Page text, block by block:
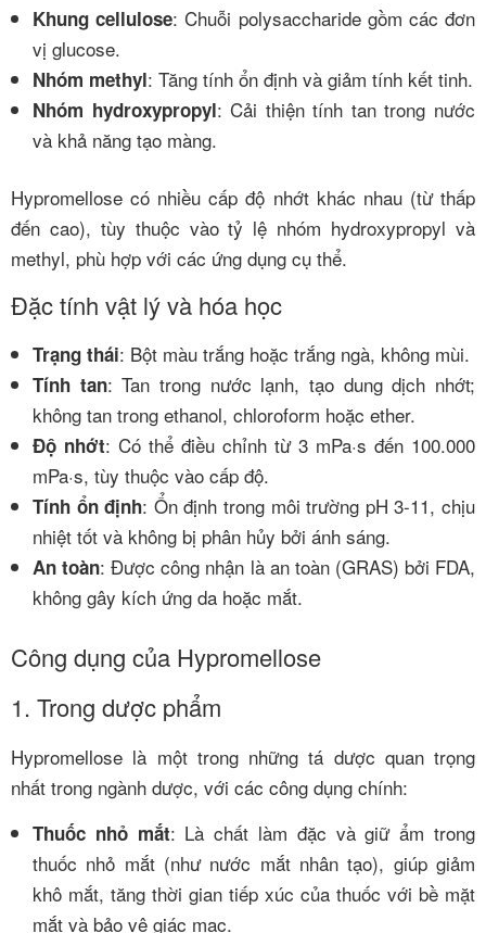
Khung cellulose: Chuỗi polysaccharide gồm các đơn
vị glucose.
Nhóm methyl: Tăng tính ổn định và giảm tính kết tinh.
Nhóm hydroxypropyl: Cải thiện tính tan trong nước
và khả năng tạo màng.
Hypromellose có nhiều cấp độ nhớt khác nhau (từ thấp
đến cao), tùy thuộc vào tỷ lệ nhóm hydroxypropyl và
methyl, phù hợp với các ứng dụng cụ thể.
Đặc tính vật lý và hóa học
Trạng thái: Bột màu trắng hoặc trắng ngà, không mùi.
Tính tan: Tan trong nước lạnh, tạo dung dịch nhớt;
không tan trong ethanol, chloroform hoặc ether.
Độ nhớt: Có thể điều chỉnh từ 3 mPa·s đến 100.000
mPa·s, tùy thuộc vào cấp độ.
Tính ổn định: Ổn định trong môi trường pH 3-11, chịu
nhiệt tốt và không bị phân hủy bởi ánh sáng.
An toàn: Được công nhận là an toàn (GRAS) bởi FDA,
không gây kích ứng da hoặc mắt.
Công dụng của Hypromellose
1. Trong dược phẩm
Hypromellose là một trong những tá dược quan trọng
nhất trong ngành dược, với các công dụng chính:
Thuốc nhỏ mắt: Là chất làm đặc và giữ ẩm trong
thuốc nhỏ mắt (như nước mắt nhân tạo), giúp giảm
khô mắt, tăng thời gian tiếp xúc của thuốc với bề mặt
mắt và bảo vệ giác mạc.